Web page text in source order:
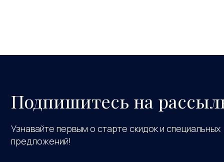
Подпишитесь на
Узнавайте первым о старте скидок и специальных
предложений!